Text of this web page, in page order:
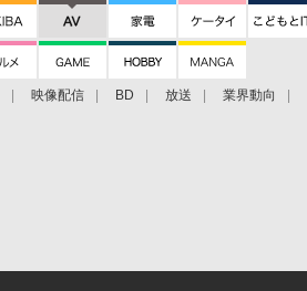
映像配信 BD 放送 業界動向